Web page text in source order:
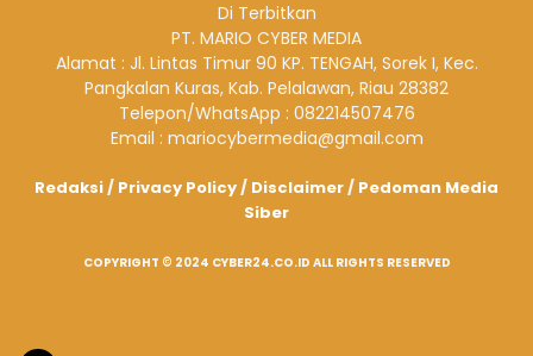
Di Terbitkan
PT. MARIO CYBER MEDIA
Alamat : Jl. Lintas Timur 90 KP. TENGAH, Sorek I, Kec.
Pangkalan Kuras, Kab. Pelalawan, Riau 28382
Telepon/WhatsApp : 082214507476
Email : mariocybermedia@gmail.com
Redaksi/ Privacy Policy/ Disclaimer/ Pedoman Media
Siber
COPYRIGHT © 2024 CYBER24.CO.ID ALL RIGHTS RESERVED